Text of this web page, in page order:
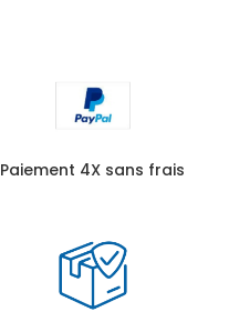
Paiement 4X sans frais